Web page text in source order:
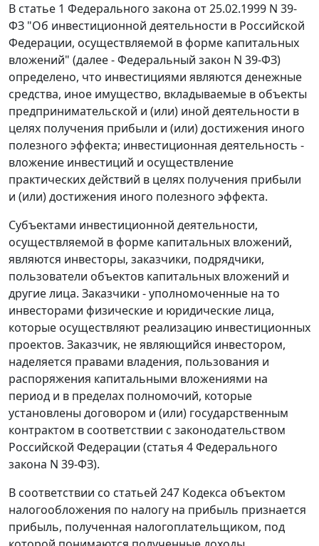
В статье 1 Федерального закона от 25.02.1999 N 39-
ФЗ "Об инвестиционной деятельности в Российской
Федерации, осуществляемой в форме капитальных
вложений" (далее - Федеральный закон N 39-ФЗ)
определено, что инвестициями являются денежные
средства, иное имущество, вкладываемые в объекты
предпринимательской и (или) иной деятельности в
целях получения прибыли и (или) достижения иного
полезного эффекта; инвестиционная деятельность -
вложение инвестиций и осуществление
практических действий в целях получения прибыли
и (или) достижения иного полезного эффекта.
Субъектами инвестиционной деятельности,
осуществляемой в форме капитальных вложений,
являются инвесторы, заказчики, подрядчики,
пользователи объектов капитальных вложений и
другие лица. Заказчики - уполномоченные на то
инвесторами физические и юридические лица,
которые осуществляют реализацию инвестиционных
проектов. Заказчик, не являющийся инвестором,
наделяется правами владения, пользования и
распоряжения капитальными вложениями на
период и в пределах полномочий, которые
установлены договором и (или) государственным
контрактом в соответствии с законодательством
Российской Федерации (статья 4Федерального
закона N 39-ФЗ).
В соответствии со статьей 247 Кодекса объектом
налогообложения по налогу на прибыль признается
прибыль, полученная налогоплательщиком, под